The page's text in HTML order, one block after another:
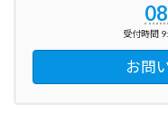
受付時間
お問